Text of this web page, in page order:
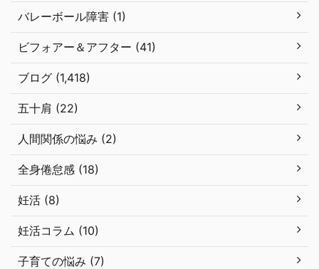
バレーボール障害 (1)
ビフォアー＆アフター (41)
ブログ (1,418)
五十肩 (22)
人間関係の悩み (2)
全身倦怠感 (18)
妊活 (8)
妊活コラム (10)
子育ての悩み (7)